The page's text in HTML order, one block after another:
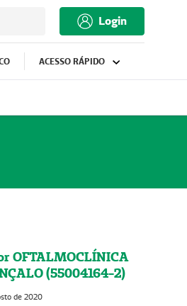
Login
ACESSO RÁPIDO
OFTALMOCLÍNICA
(55004164-2)
de 2020